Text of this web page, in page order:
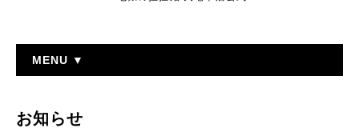
MENU ▼
お知らせ